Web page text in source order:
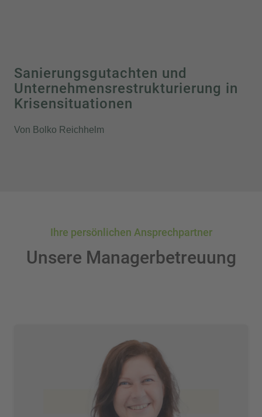
Sanierungsgutachten und
Unternehmensrestrukturierung in
Krisensituationen
Von Bolko Reichhelm
Ihre persönlichen Ansprechpartner
Unsere Managerbetreuung